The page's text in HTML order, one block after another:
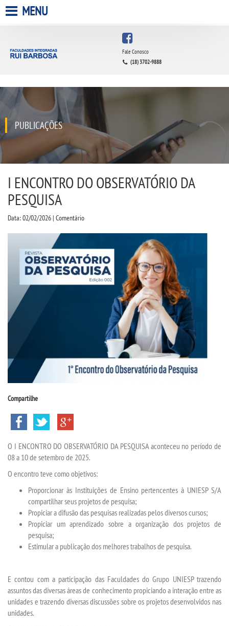
QUEM SOMOS
INFRAESTRUTURA
BIBLIOTECA
CPA
PROUNI
CURSOS
TECNOLÓGICOS
VESTIBULAR
INSCREVA-SE
TRANSFERÊNCIA
MATRÍCULA
EDITAL
PUBLICAÇÕES
MENU
Fale Conosco
(18) 3702-9888
PUBLICAÇÕES
I ENCONTRO DO OBSERVATÓRIO DA
PESQUISA
Data: 02/02/2026 | Comentário
Compartilhe
O I ENCONTRO DO OBSERVATÓRIO DA PESQUISA aconteceu no período de
08 a 10 de setembro de 2025.
O encontro teve como objetivos:
Proporcionar às Instituições de Ensino pertencentes à UNIESP S/A
compartilhar seus projetos de pesquisa;
Propiciar a difusão das pesquisas realizadas pelos diversos cursos;
Propiciar um aprendizado sobre a organização dos projetos de
pesquisa;
Estimular a publicação dos melhores trabalhos de pesquisa.
E contou com a participação das Faculdades do Grupo UNIESP trazendo
assuntos das diversas áreas de conhecimento propiciando a interação entre as
unidades e trazendo diversas discussões sobre os projetos desenvolvidos nas
unidades.